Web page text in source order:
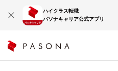
ハイクラス転職
パソナキャリア公式アプリ